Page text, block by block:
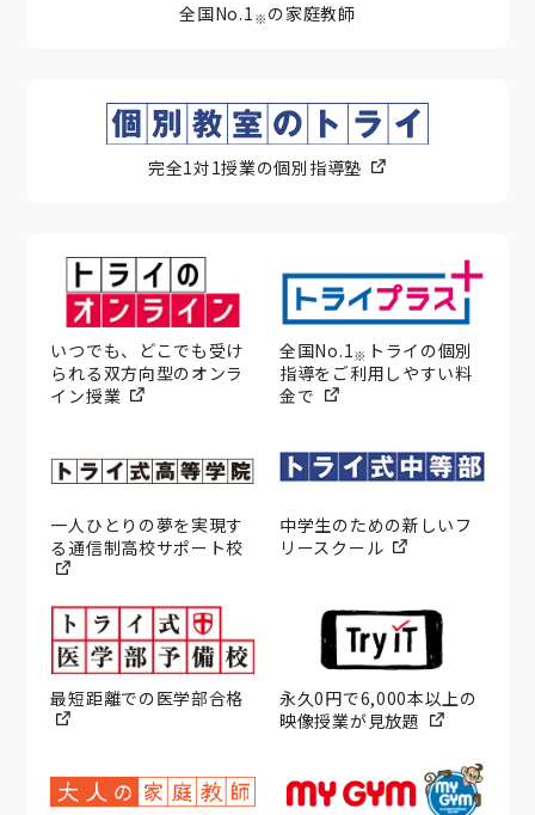
全国No.1 ※ の家庭教師
完全1対1授業の個別指導塾
いつでも、どこでも受け
られる双方向型のオンラ
イン授業
全国No.1※ トライの個別
指導をご利用しやすい料
金で
一人ひとりの夢を実現す
る通信制高校サポート校
中学生のための新しいフ
リースクール
最短距離での医学部合格
永久0円で6,000本以上の
映像授業が見放題